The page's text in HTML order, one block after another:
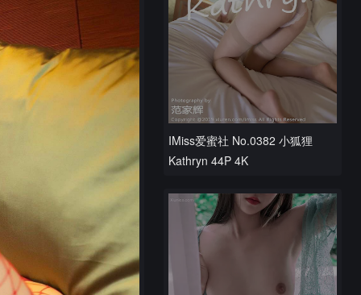
IMiss爱蜜社 No.0382 小狐狸
Kathryn 44P 4K